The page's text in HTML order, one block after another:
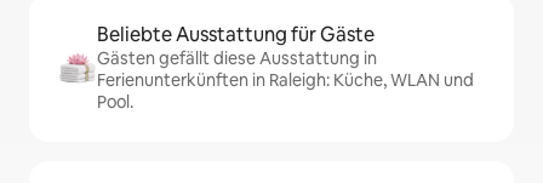
Beliebte Ausstattung für Gäste
Gästen gefällt diese Ausstattung in
Ferienunterkünften in Raleigh: Küche, WLAN und
Pool.